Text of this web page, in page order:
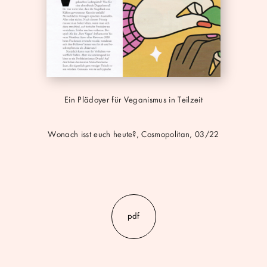
Ein Plädoyer für Veganismus in Teilzeit
Wonach isst euch heute?, Cosmopolitan, 03/22
pdf